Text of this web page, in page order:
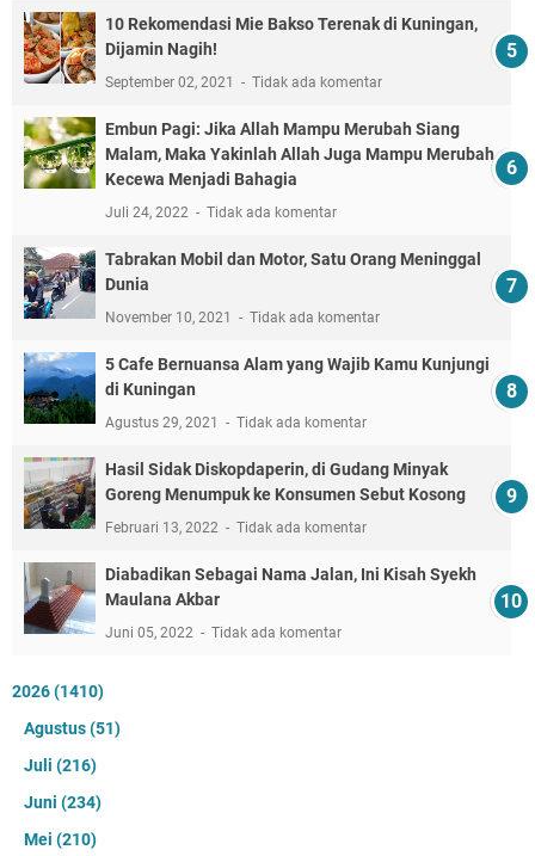
10 Rekomendasi Mie Bakso Terenak di Kuningan,
Dijamin Nagih!
September 02, 2021 Tidak ada komentar
Embun Pagi: Jika Allah Mampu Merubah Siang
Malam, Maka Yakinlah Allah Juga Mampu Merubah
Kecewa Menjadi Bahagia
Juli 24, 2022 Tidak ada komentar
Tabrakan Mobil dan Motor, Satu Orang Meninggal
Dunia
November 10, 2021 Tidak ada komentar
5 Cafe Bernuansa Alam yang Wajib Kamu Kunjungi
di Kuningan
Agustus 29, 2021 Tidak ada komentar
Hasil Sidak Diskopdaperin, di Gudang Minyak
Goreng Menumpuk ke Konsumen Sebut Kosong
Februari 13, 2022 Tidak ada komentar
Diabadikan Sebagai Nama Jalan, Ini Kisah Syekh
Maulana Akbar
Juni 05, 2022 Tidak ada komentar
2026(1410)
Agustus(51)
Juli (216)
Juni (234)
Mei (210)